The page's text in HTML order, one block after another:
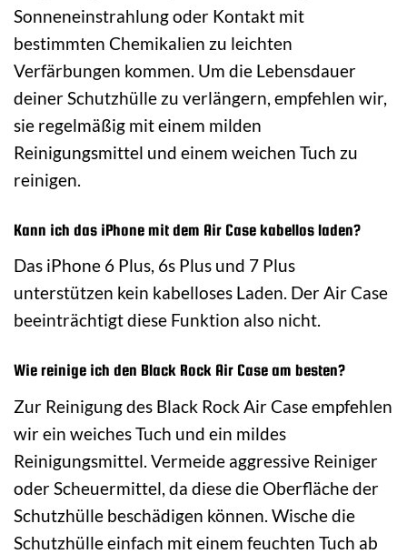
Sonneneinstrahlung oder Kontakt mit
bestimmten Chemikalien zu leichten
Verfärbungen kommen. Um die Lebensdauer
deiner Schutzhülle zu verlängern, empfehlen wir,
sie regelmäßig mit einem milden
Reinigungsmittel und einem weichen Tuch zu
reinigen.
Kann ich das iPhone mit dem Air Case kabellos laden?
Das iPhone 6 Plus, 6s Plus und 7 Plus
unterstützen kein kabelloses Laden. Der Air Case
beeinträchtigt diese Funktion also nicht.
Wie reinige ich den Black Rock Air Case am besten?
Zur Reinigung des Black Rock Air Case empfehlen
wir ein weiches Tuch und ein mildes
Reinigungsmittel. Vermeide aggressive Reiniger
oder Scheuermittel, da diese die Oberfläche der
Schutzhülle beschädigen können. Wische die
Schutzhülle einfach mit einem feuchten Tuch ab